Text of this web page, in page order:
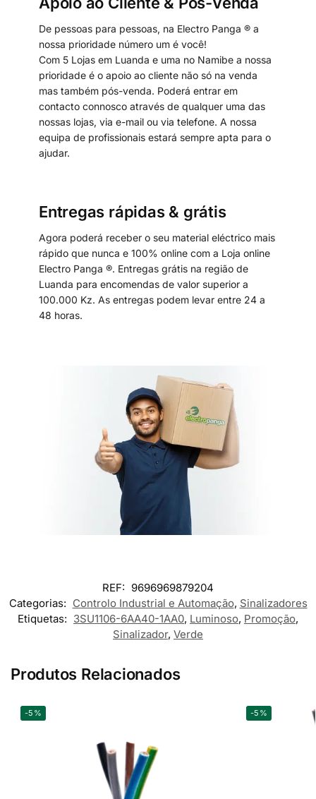
De pessoas para pessoas, na Electro Panga ® a
nossa prioridade número um é você!
Com 5 Lojas em Luanda e uma no Namibe a nossa
prioridade é o apoio ao cliente não só na venda
mas também pós-venda. Poderá entrar em
contacto connosco através de qualquer uma das
nossas lojas, via e-mail ou via telefone. A nossa
equipa de profissionais estará sempre apta para o
ajudar.
Entregas rápidas & grátis
Agora poderá receber o seu material eléctrico mais
rápido que nunca e 100% online com a Loja online
Electro Panga ®. Entregas grátis na região de
Luanda para encomendas de valor superior a
100.000 Kz. As entregas podem levar entre 24 a
48 horas.
REF: 9696969879204
Categorias: Controlo Industrial e Automação, Sinalizadores
Etiquetas: 3SU1106-6AA40-1AA0, Luminoso, Promoção,
Sinalizador, Verde
Produtos Relacionados
-5% -5%